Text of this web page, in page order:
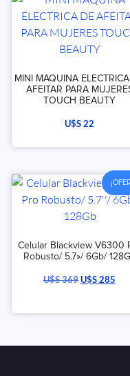
MINI MAQUINA
AFEITAR PARA
TOUCH BEAUTY
U$S22
Celular Blackview V6300
Robusto/ 5.7»/ 6Gb/
U$S369U$S285